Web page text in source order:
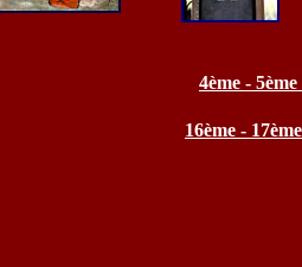
4ème - 5ème
16ème -